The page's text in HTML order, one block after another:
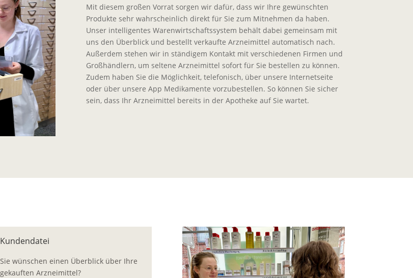
Mit diesem großen Vorrat sorgen wir dafür, dass wir Ihre gewünschten
Produkte sehr wahrscheinlich direkt für Sie zum Mitnehmen da haben.
Unser intelligentes Warenwirtschaftssystem behält dabei gemeinsam mit
uns den Überblick und bestellt verkaufte Arzneimittel automatisch nach.
Außerdem stehen wir in ständigem Kontakt mit verschiedenen Firmen und
Großhändlern, um seltene Arzneimittel sofort für Sie bestellen zu können.
Zudem haben Sie die Möglichkeit, telefonisch, über unsere Internetseite
oder über unsere App Medikamente vorzubestellen. So können Sie sicher
sein, dass Ihr Arzneimittel bereits in der Apotheke auf Sie wartet.
Kundendatei
Sie wünschen einen Überblick über Ihre
gekauften Arzneimittel?